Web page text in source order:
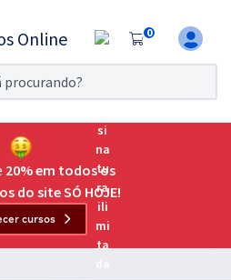
0
por 7 dias!
para o Exame da
para as principais
20% em todos os
do site SÓ HOJE!
cursos